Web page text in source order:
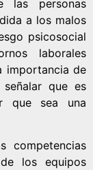
personas
a los malos
psicosocial
laborales
importancia de
señalar que es
que sea una
competencias
los equipos